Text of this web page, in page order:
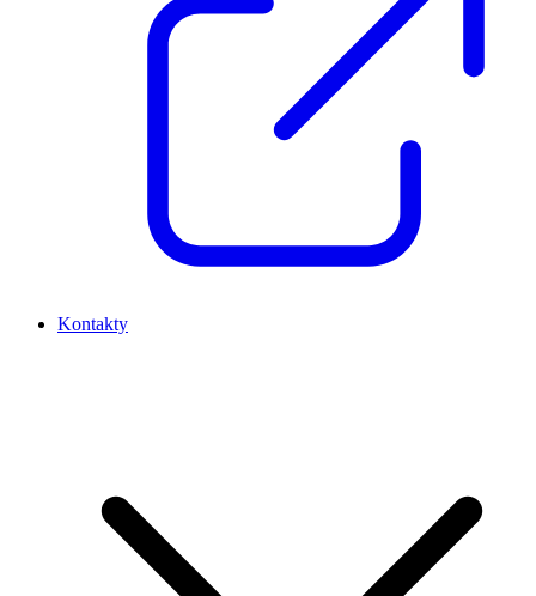
Kontakty